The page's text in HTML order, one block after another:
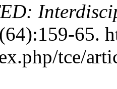
65.
tce/